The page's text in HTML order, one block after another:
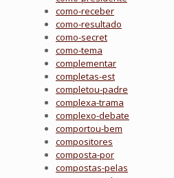
como-receber
como-resultado
como-secret
como-tema
complementar
completas-est
completou-padre
complexa-trama
complexo-debate
comportou-bem
compositores
composta-por
compostas-pelas